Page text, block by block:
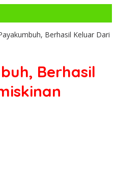
Berhasil Keluar Dari
Berhasil